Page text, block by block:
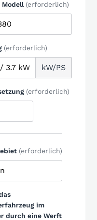
Modell (erforderlich)
(erforderlich)
kW/PS
(erforderlich)
(erforderlich)
im
durch eine Werft